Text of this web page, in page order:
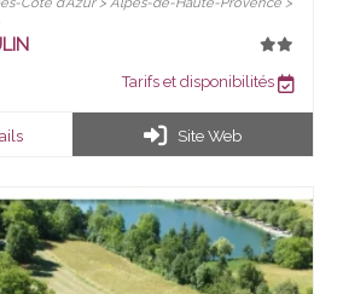
Tarifs et disponibilités
Site Web